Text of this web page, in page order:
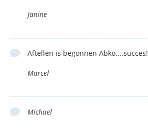
Janine
Aftellen is begonnen Abko....succes!
Marcel
Michael